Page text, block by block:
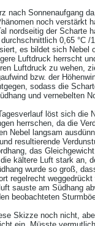
nach Sonnenaufgang
noch verstärkt
nordseitig der Scharte
0,65 °C /
es bildet sich Nebel
Luftdruck herrscht
Luftdruck zu wehen,
bzw. der
sodass die
und vernebelten
löst sich die
herrschen, da die
Nebel langsam
resultierende
das
kältere Luft stark an,
wurde so groß,
regelrecht
sauste am Südhang
beobachteten
Skizze noch nicht,